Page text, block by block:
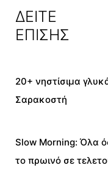
ΔΕΙΤΕ
ΕΠΙΣΗΣ
20+ νηστίσιμα
Σαρακοστή
Slow Morning: Όλα
το πρωινό σε